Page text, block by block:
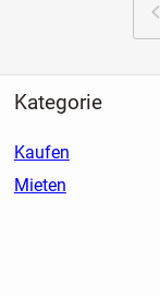
Kategorie
Kaufen
Mieten